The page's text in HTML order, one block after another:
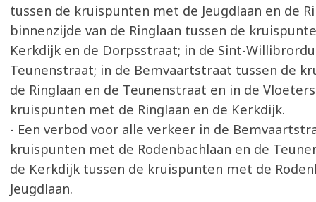
tussen de kruispunten met de Jeugdlaan en de
binnenzijde van de Ringlaan tussen de
Kerkdijk en de Dorpsstraat; in de Sint-
Teunenstraat; in de Bemvaartstraat tussen de
de Ringlaan en de Teunenstraat en in de
kruispunten met de Ringlaan en de Kerkdijk.
- Een verbod voor alle verkeer in de
kruispunten met de Rodenbachlaan en de
de Kerkdijk tussen de kruispunten met de
Jeugdlaan.